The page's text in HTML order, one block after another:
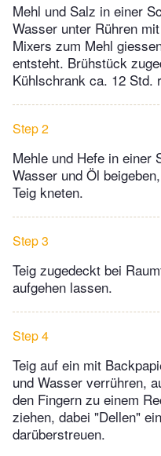
Mehl und Salz in einer
Wasser unter Rühren
Mixers zum Mehl
entsteht. Brühstück
Kühlschrank ca. 12 Std.
Step 2
Mehle und Hefe in einer
Wasser und Öl
Teig kneten.
Step 3
Teig zugedeckt bei
aufgehen lassen.
Step 4
Teig auf ein mit
und Wasser verrühren,
den Fingern zu einem
ziehen, dabei "Dellen"
darüberstreuen.